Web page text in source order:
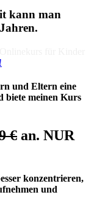
kann man
und Eltern eine
biete meinen Kurs
€ an. NUR
konzentrieren,
und